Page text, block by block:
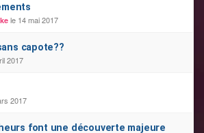
le 14 mai 2017
сароtе??
2017
2017
font une découverte majeure